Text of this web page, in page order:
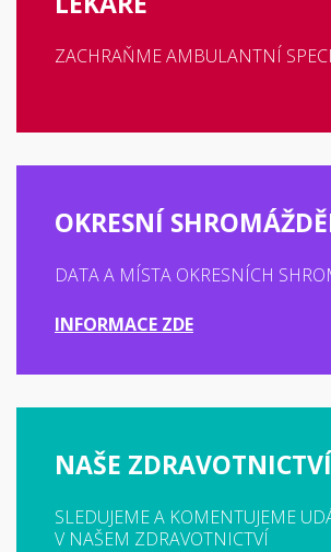
ZACHRAŇME AMBULANTNÍ
OKRESNÍ
DATA A MÍSTA OKRESNÍCH
INFORMACE ZDE
NAŠE ZDRAVOTNICTVÍ
SLEDUJEME A KOMENTUJEME
V NAŠEM ZDRAVOTNICTVÍ